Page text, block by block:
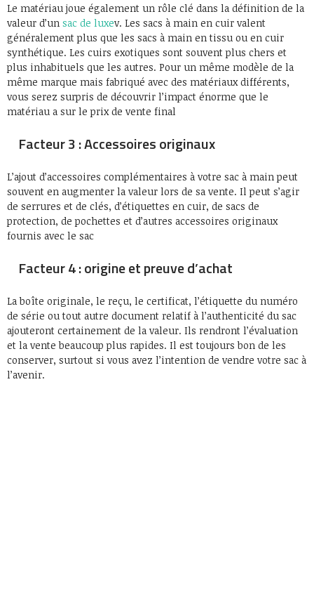
Le matériau joue également un rôle clé dans la définition de la
valeur d’un sac de luxev. Les sacs à main en cuir valent
généralement plus que les sacs à main en tissu ou en cuir
synthétique. Les cuirs exotiques sont souvent plus chers et
plus inhabituels que les autres. Pour un même modèle de la
même marque mais fabriqué avec des matériaux différents,
vous serez surpris de découvrir l’impact énorme que le
matériau a sur le prix de vente final
Facteur 3 : Accessoires originaux
L’ajout d’accessoires complémentaires à votre sac à main peut
souvent en augmenter la valeur lors de sa vente. Il peut s’agir
de serrures et de clés, d’étiquettes en cuir, de sacs de
protection, de pochettes et d’autres accessoires originaux
fournis avec le sac
Facteur 4 : origine et preuve d’achat
La boîte originale, le reçu, le certificat, l’étiquette du numéro
de série ou tout autre document relatif à l’authenticité du sac
ajouteront certainement de la valeur. Ils rendront l’évaluation
et la vente beaucoup plus rapides. Il est toujours bon de les
conserver, surtout si vous avez l’intention de vendre votre sac à
l’avenir.